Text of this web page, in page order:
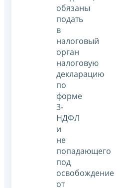
обязаны
подать
в
налоговый
орган
налоговую
декларацию
по
форме
3-
НДФЛ
и
не
попадающего
под
освобождение
от